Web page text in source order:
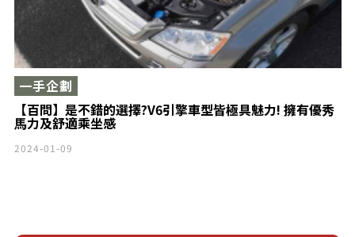
【百問】是不錯的選擇?V6引擎車型皆極具魅力! 擁有優秀
馬力及舒適乘坐感
一手企劃
2024-01-09